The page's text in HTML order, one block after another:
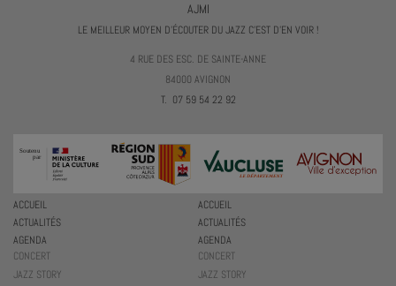
AJMI
LE MEILLEUR MOYEN D'ÉCOUTER DU JAZZ C'EST D'EN VOIR !
4 RUE DES ESC. DE SAINTE-ANNE
84000 AVIGNON
T. 07 59 54 22 92
ACCUEIL
ACTUALITÉS
AGENDA
CONCERT
JAZZ STORY
ACCUEIL
ACTUALITÉS
AGENDA
CONCERT
JAZZ STORY